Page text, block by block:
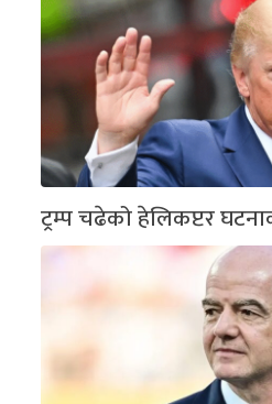
ट्रम्प चढेको हेलिकप्टर